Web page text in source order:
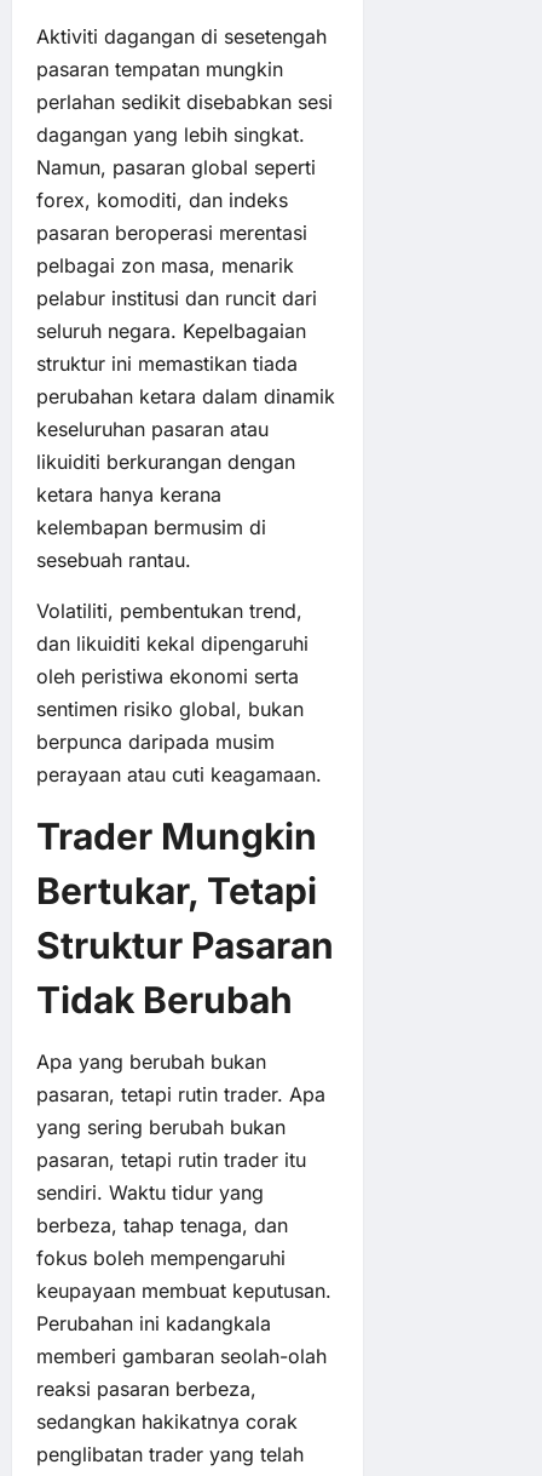
Aktiviti dagangan di sesetengah
pasaran tempatan mungkin
perlahan sedikit disebabkan sesi
dagangan yang lebih singkat.
Namun, pasaran global seperti
forex, komoditi, dan indeks
pasaran beroperasi merentasi
pelbagai zon masa, menarik
pelabur institusi dan runcit dari
seluruh negara. Kepelbagaian
struktur ini memastikan tiada
perubahan ketara dalam dinamik
keseluruhan pasaran atau
likuiditi berkurangan dengan
ketara hanya kerana
kelembapan bermusim di
sesebuah rantau.
Volatiliti, pembentukan trend,
dan likuiditi kekal dipengaruhi
oleh peristiwa ekonomi serta
sentimen risiko global, bukan
berpunca daripada musim
perayaan atau cuti keagamaan.
Trader Mungkin
Bertukar, Tetapi
Struktur Pasaran
Tidak Berubah
Apa yang berubah bukan
pasaran, tetapi rutin trader. Apa
yang sering berubah bukan
pasaran, tetapi rutin trader itu
sendiri. Waktu tidur yang
berbeza, tahap tenaga, dan
fokus boleh mempengaruhi
keupayaan membuat keputusan.
Perubahan ini kadangkala
memberi gambaran seolah-olah
reaksi pasaran berbeza,
sedangkan hakikatnya corak
penglibatan trader yang telah